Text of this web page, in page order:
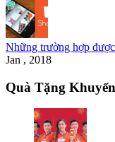
Những trường hợp
Jan , 2018
Quà Tặng